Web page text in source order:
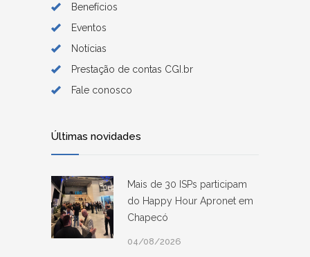
Benefícios
Eventos
Notícias
Prestação de contas CGI.br
Fale conosco
Últimas novidades
Mais de 30 ISPs participam
do Happy Hour Apronet em
Chapecó
04/08/2026